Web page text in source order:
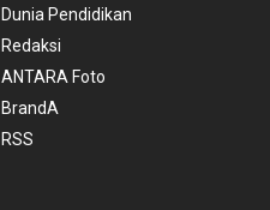
Dunia Pendidikan
Redaksi
ANTARA Foto
BrandA
RSS